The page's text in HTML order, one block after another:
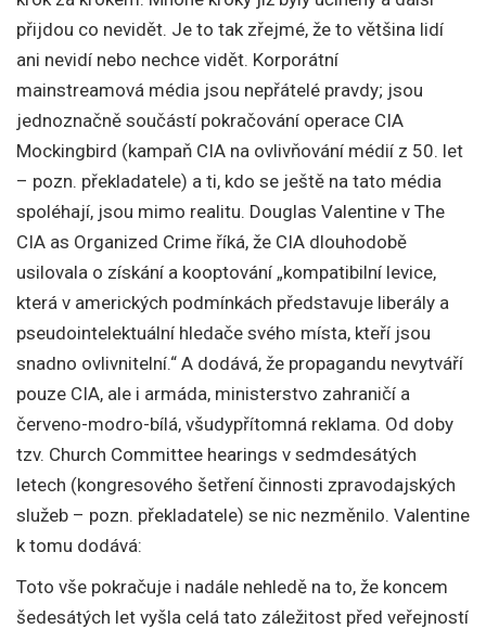
přijdou co nevidět. Je to tak zřejmé, že to většina lidí
ani nevidí nebo nechce vidět. Korporátní
mainstreamová média jsou nepřátelé pravdy; jsou
jednoznačně součástí pokračování operace CIA
Mockingbird (kampaň CIA na ovlivňování médií z 50. let
– pozn. překladatele) a ti, kdo se ještě na tato média
spoléhají, jsou mimo realitu. Douglas Valentine v The
CIA as Organized Crime říká, že CIA dlouhodobě
usilovala o získání a kooptování „kompatibilní levice,
která v amerických podmínkách představuje liberály a
pseudointelektuální hledače svého místa, kteří jsou
snadno ovlivnitelní.“ A dodává, že propagandu nevytváří
pouze CIA, ale i armáda, ministerstvo zahraničí a
červeno-modro-bílá, všudypřítomná reklama. Od doby
tzv. Church Committee hearings v sedmdesátých
letech (kongresového šetření činnosti zpravodajských
služeb – pozn. překladatele) se nic nezměnilo. Valentine
k tomu dodává:
Toto vše pokračuje i nadále nehledě na to, že koncem
šedesátých let vyšla celá tato záležitost před veřejností